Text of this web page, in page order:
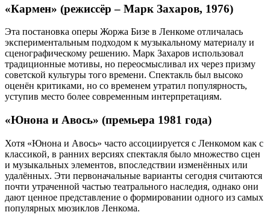
«Кармен» (режиссёр – Марк Захаров, 1976)
Эта постановка оперы Жоржа Бизе в Ленкоме отличалась
экспериментальным подходом к музыкальному материалу и
сценографическому решению. Марк Захаров использовал
традиционные мотивы, но переосмысливал их через призму
советской культуры того времени. Спектакль был высоко
оценён критиками, но со временем утратил популярность,
уступив место более современным интерпретациям.
«Юнона и Авось» (премьера 1981 года)
Хотя «Юнона и Авось» часто ассоциируется с Ленкомом как с
классикой, в ранних версиях спектакля было множество сцен
и музыкальных элементов, впоследствии изменённых или
удалённых. Эти первоначальные варианты сегодня считаются
почти утраченной частью театрального наследия, однако они
дают ценное представление о формировании одного из самых
популярных мюзиклов Ленкома.